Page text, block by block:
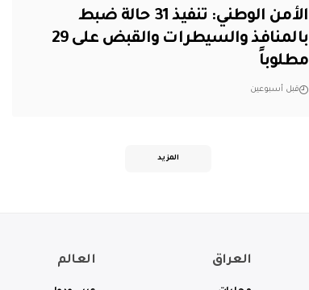
الأمن الوطني: تنفيذ 31 حالة ضبط
بالمنافذ والسيطرات والقبض على 29
مطلوباً
قبل أسبوعين
المزيد
العراق العالم